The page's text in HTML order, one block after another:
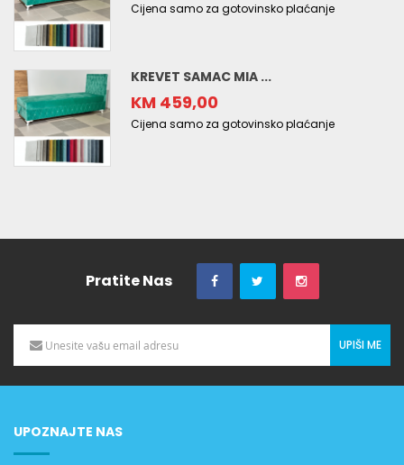
Cijena samo za gotovinsko plaćanje
KREVET SAMAC MIA ...
KM 459,00
Cijena samo za gotovinsko plaćanje
Pratite Nas
UPIŠI ME
UPOZNAJTE NAS